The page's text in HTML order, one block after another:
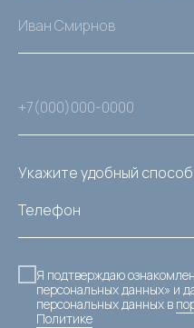
Укажите удобный способ
Я подтверждаю
персональных данных» и
персональных данных в
Политике